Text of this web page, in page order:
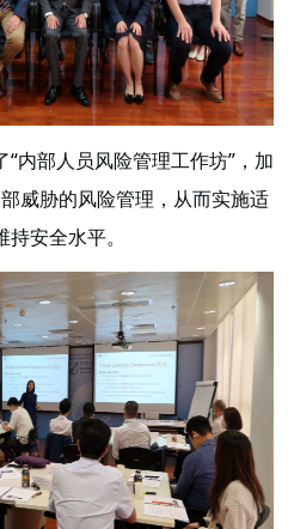
内部人员风险管理工作坊”，加
威胁的风险管理，从而实施适
安全水平。